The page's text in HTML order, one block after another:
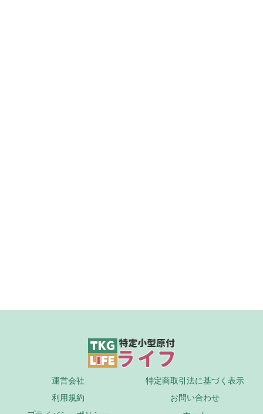
運営会社
特定商取引法に基づく表示
利用規約
お問い合わせ